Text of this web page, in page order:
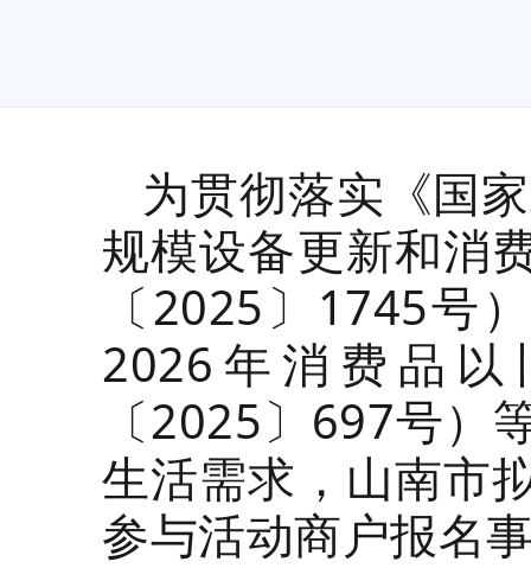
为贯彻落实《国
规模设备更新和消
〔2025〕1745号
2026年消费品
〔2025〕697号）
生活需求，山南市
参与活动商户报名